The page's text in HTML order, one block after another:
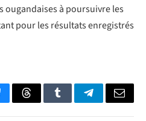
ougandaises à poursuivre les
pour les résultats enregistrés
ThreadsTumblrTelegramEmail